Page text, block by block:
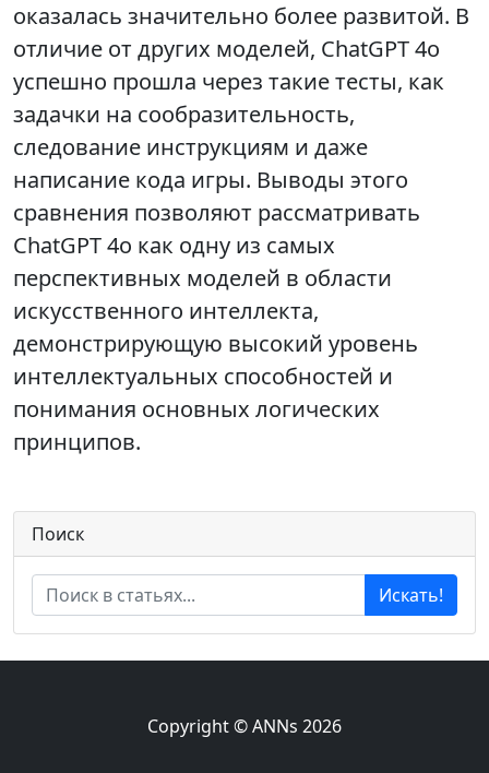
оказалась значительно более развитой. В
отличие от других моделей, ChatGPT 4o
успешно прошла через такие тесты, как
задачки на сообразительность,
следование инструкциям и даже
написание кода игры. Выводы этого
сравнения позволяют рассматривать
ChatGPT 4o как одну из самых
перспективных моделей в области
искусственного интеллекта,
демонстрирующую высокий уровень
интеллектуальных способностей и
понимания основных логических
принципов.
Поиск
Искать!
Copyright © ANNs 2026